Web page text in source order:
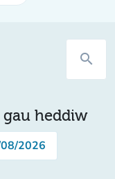
search
heddiw
2026